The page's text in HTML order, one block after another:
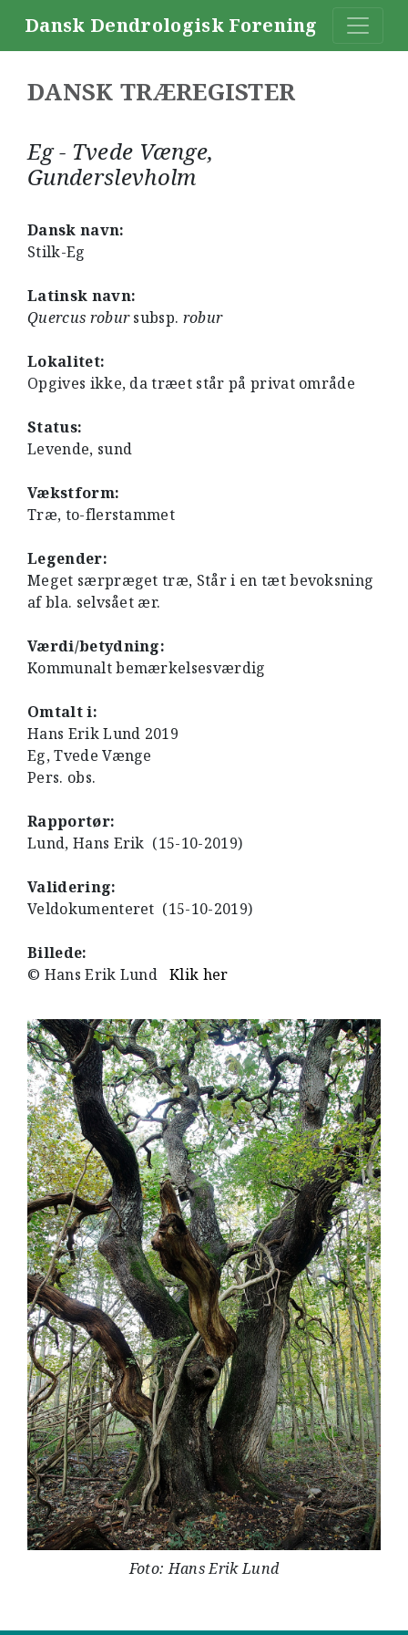
Dansk Dendrologisk Forening
DANSK TRÆREGISTER
Eg - Tvede Vænge,
Gunderslevholm
Dansk navn:
Stilk-Eg
Latinsk navn:
Quercus robursubsp. robur
Lokalitet:
Opgives ikke, da træet står på privat område
Status:
Levende, sund
Vækstform:
Træ, to-flerstammet
Legender:
Meget særpræget træ, Står i en tæt bevoksning
af bla. selvsået ær.
Værdi/betydning:
Kommunalt bemærkelsesværdig
Omtalt i:
Hans Erik Lund 2019
Eg, Tvede Vænge
Pers. obs.
Rapportør:
Lund, Hans Erik (15-10-2019)
Validering:
Veldokumenteret (15-10-2019)
Billede:
© Hans Erik LundKlik her
Foto: Hans Erik Lund